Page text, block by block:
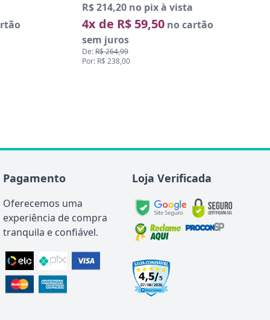
R$ 214,20 no pix à vista
4x de R$ 59,50no cartão
Pagamento
Oferecemos uma
experiência de compra
tranquila e confiável.
Loja Verificada